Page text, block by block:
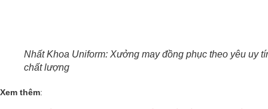
Nhất Khoa Uniform: Xưởng may đồng phục theo yêu uy
chất lượng
Xem thêm: